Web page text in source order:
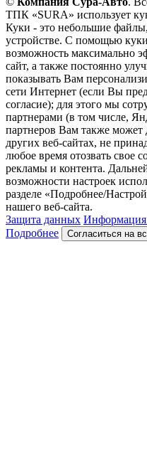
ТПК «SURA» использует
Куки - это небольшие
устройстве. С помощью
возможность максимально
сайт, а также постоянно
показывать Вам
сети Интернет (если Вы
согласие); для этого мы
партнерами (в том числе,
партнеров Вам также может
других веб-сайтах, не
любое время отозвать свое
рекламы и контента.
возможности настроек
разделе «Подробнее/
нашего веб-сайта.
Защита данных Информация
Подробнее
Согласиться на